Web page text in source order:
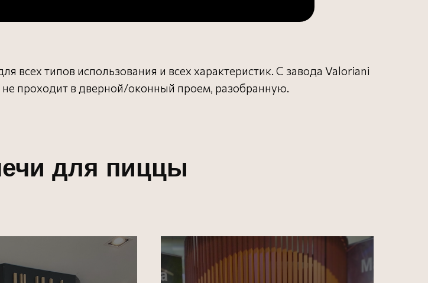
типов использования и всех характеристик. С завода Valoriani
не проходит в дверной/оконный проем, разобранную.
для пиццы